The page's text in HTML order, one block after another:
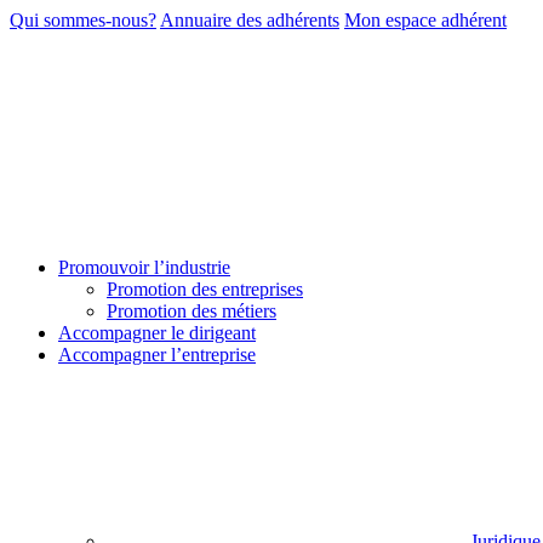
Qui sommes-nous? Annuaire des adhérents Mon espace adhérent
Promouvoir l’industrie
Promotion des entreprises
Promotion des métiers
Accompagner le dirigeant
Accompagner l’entreprise